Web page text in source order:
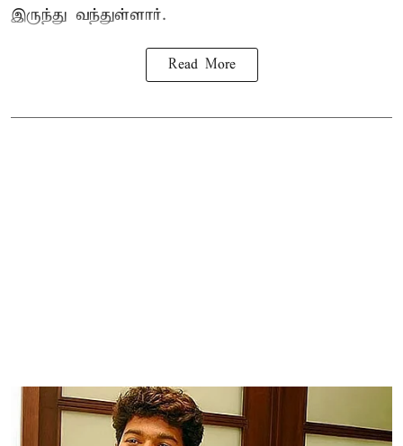
இருந்து வந்துள்ளார்.
Read More